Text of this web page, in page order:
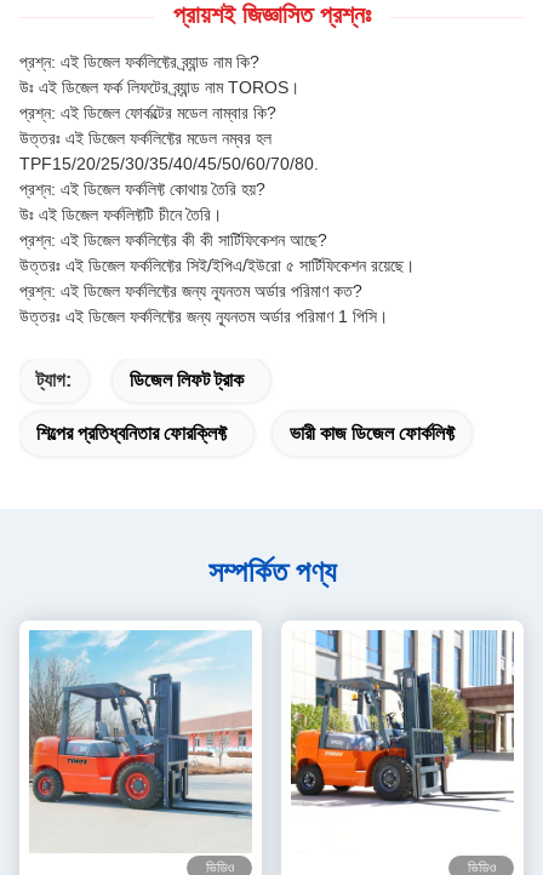
প্রায়শই জিজ্ঞাসিত প্রশ্নঃ
প্রশ্ন: এই ডিজেল ফর্কলিফ্টের ব্র্যান্ড নাম কি?
উঃ এই ডিজেল ফর্ক লিফটের ব্র্যান্ড নাম TOROS।
প্রশ্ন: এই ডিজেল ফোর্কল্টের মডেল নাম্বার কি?
উত্তরঃ এই ডিজেল ফর্কলিফ্টের মডেল নম্বর হল
TPF15/20/25/30/35/40/45/50/60/70/80.
প্রশ্ন: এই ডিজেল ফর্কলিফ্ট কোথায় তৈরি হয়?
উঃ এই ডিজেল ফর্কলিফ্টটি চীনে তৈরি।
প্রশ্ন: এই ডিজেল ফর্কলিফ্টের কী কী সার্টিফিকেশন আছে?
উত্তরঃ এই ডিজেল ফর্কলিফ্টের সিই/ইপিএ/ইউরো ৫ সার্টিফিকেশন রয়েছে।
প্রশ্ন: এই ডিজেল ফর্কলিফ্টের জন্য ন্যূনতম অর্ডার পরিমাণ কত?
উত্তরঃ এই ডিজেল ফর্কলিফ্টের জন্য ন্যূনতম অর্ডার পরিমাণ 1 পিসি।
ট্যাগ: ডিজেল লিফট ট্রাক
শিল্পের প্রতিধ্বনিতার ফোরক্লিফ্ট ভারী কাজ ডিজেল ফোর্কলিফ্ট
সম্পর্কিত পণ্য
ভিডিও ভিডিও